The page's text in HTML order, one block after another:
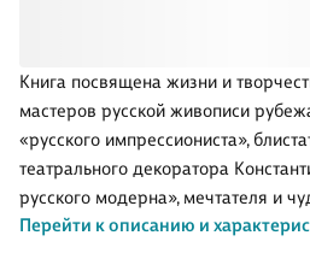
Книга посвящена жизни и
мастеров русской живописи
«русского импрессиониста»,
театрального декоратора
русского модерна», мечтателя и
«нездешних стран» Михаила
Перейти к описанию и